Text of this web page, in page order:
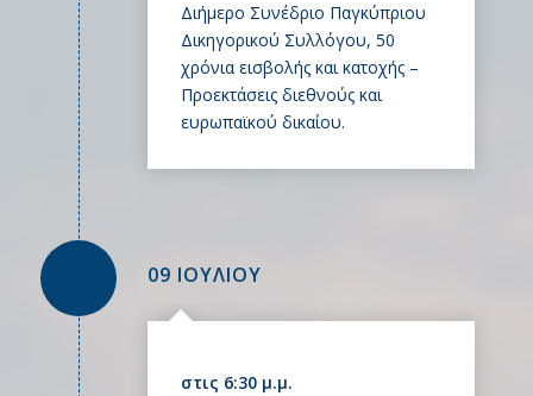
Διήμερο Συνέδριο Παγκύπριου
Δικηγορικού Συλλόγου, 50
χρόνια εισβολής και κατοχής –
Προεκτάσεις διεθνούς και
ευρωπαϊκού δικαίου.
09 ΙΟΥΛΙΟΥ
στις 6:30 μ.μ.